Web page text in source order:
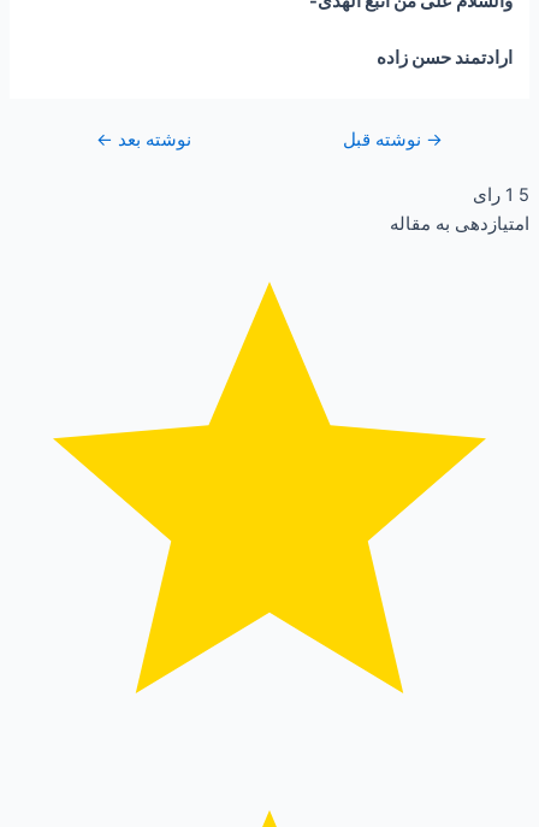
ارادتمند حسن زاده
→ نوشته قبل نوشته بعد ←
5
1 رای
امتیازدهی به مقاله